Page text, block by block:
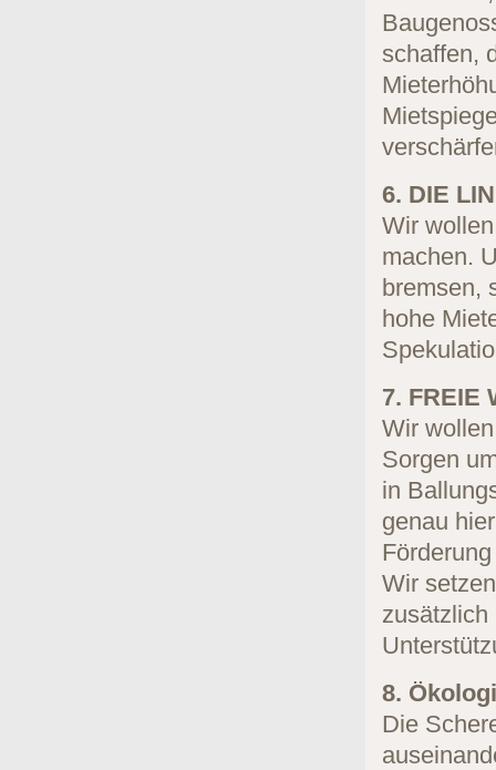
schaffen,
6. DIE
Wir
machen.
bremsen,
hohe
7. FREIE
Wir
Sorgen
in
genau
Wir
zusätzlich
8.
Die